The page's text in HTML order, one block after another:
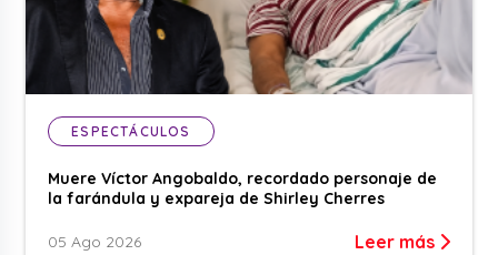
ESPECTÁCULOS
Muere Víctor Angobaldo, recordado personaje de
la farándula y expareja de Shirley Cherres
05 Ago 2026 Leer más